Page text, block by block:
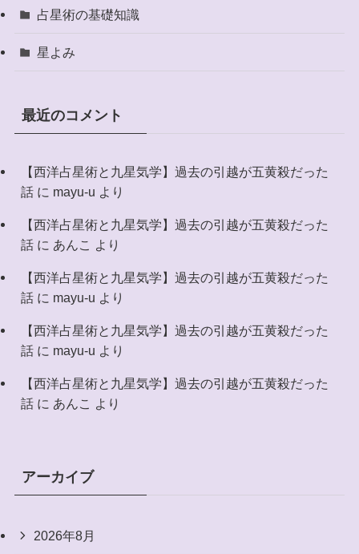
占星術の基礎知識
星よみ
最近のコメント
【西洋占星術と九星気学】過去の引越が五黄殺だった
話に mayu-u より
【西洋占星術と九星気学】過去の引越が五黄殺だった
話に あんこ より
【西洋占星術と九星気学】過去の引越が五黄殺だった
話に mayu-u より
【西洋占星術と九星気学】過去の引越が五黄殺だった
話に mayu-u より
【西洋占星術と九星気学】過去の引越が五黄殺だった
話に あんこ より
アーカイブ
2026年8月